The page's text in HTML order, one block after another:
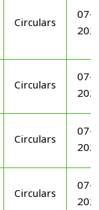
Circulars
07-
Circulars
07-
Circulars
07-
Circulars
07-